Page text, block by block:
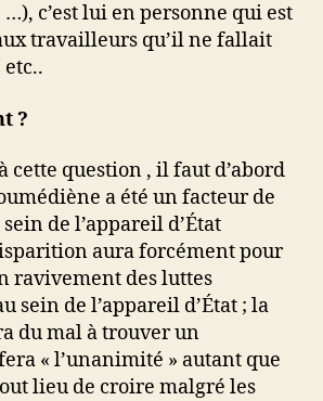
…), c’est lui en personne qui est
travailleurs qu’il ne fallait
?
cette question , il faut d’abord
a été un facteur de
de l’appareil d’État
aura forcément pour
ravivement des luttes
sein de l’appareil d’État ; la
du mal à trouver un
« l’unanimité » autant que
lieu de croire malgré les